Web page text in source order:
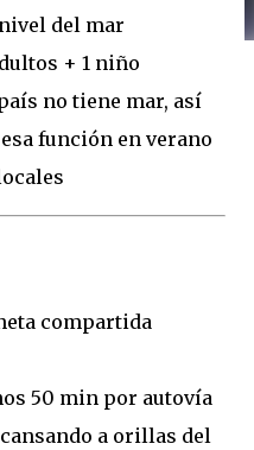
del mar
+ 1 niño
no tiene mar, así
función en verano
compartida
50 min por autovía
a orillas del